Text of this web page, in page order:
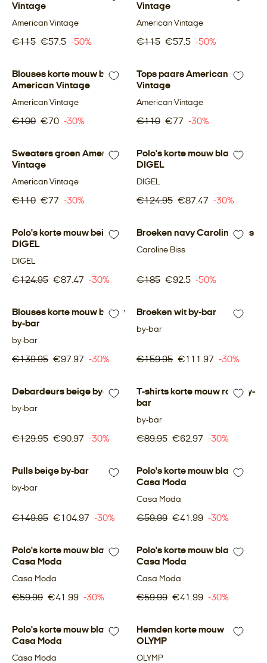
Vintage
American Vintage
€115 €57.5 -50%
Vintage
American Vintage
€115 €57.5 -50%
-30%
Blouses korte mouw beige
American Vintage
American Vintage
€100 €70 -30%
-30%
Tops paars American
Vintage
American Vintage
€110 €77 -30%
-30%
Sweaters groen American
Vintage
American Vintage
€110 €77 -30%
-30%
Polo's korte mouw blauw
DIGEL
DIGEL
€124.95 €87.47 -30%
-30%
Polo's korte mouw beige
DIGEL
DIGEL
€124.95 €87.47 -30%
-50%
Broeken navy Caroline Biss
Caroline Biss
€185 €92.5 -50%
-30%
Blouses korte mouw blauw
by-bar
by-bar
€139.95 €97.97 -30%
-30%
Broeken wit by-bar
by-bar
€159.95 €111.97 -30%
-30%
Debardeurs beige by-bar
by-bar
€129.95 €90.97 -30%
-30%
T-shirts korte mouw roze by-
bar
by-bar
€89.95 €62.97 -30%
-30%
Pulls beige by-bar
by-bar
€149.95 €104.97 -30%
-30%
Polo's korte mouw blauw
Casa Moda
Casa Moda
€59.99 €41.99 -30%
-30%
Polo's korte mouw blauw
Casa Moda
Casa Moda
€59.99 €41.99 -30%
-30%
Polo's korte mouw blauw
Casa Moda
Casa Moda
€59.99 €41.99 -30%
-30%
Polo's korte mouw blauw
Casa Moda
Casa Moda
-20%
Hemden korte mouw
OLYMP
OLYMP